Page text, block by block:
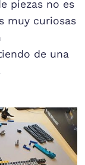
piezas no es
muy curiosas
de una